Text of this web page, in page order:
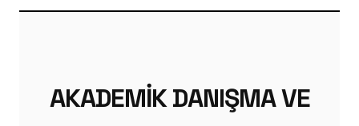
AKADEMIK DANIŞMA VE